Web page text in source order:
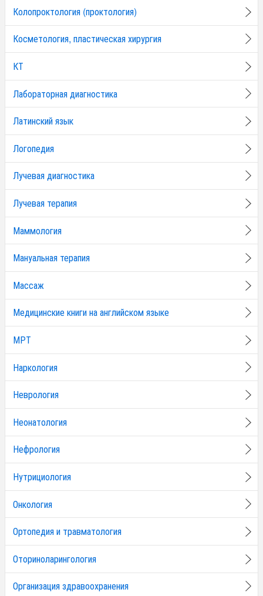
Колопроктология (проктология)
Косметология, пластическая хирургия
КТ
Лабораторная диагностика
Латинский язык
Логопедия
Лучевая диагностика
Лучевая терапия
Маммология
Мануальная терапия
Массаж
Медицинские книги на английском языке
МРТ
Наркология
Неврология
Неонатология
Нефрология
Нутрициология
Онкология
Ортопедия и травматология
Оториноларингология
Организация здравоохранения